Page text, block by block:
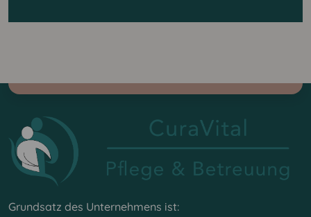
Grundsatz des Unternehmens ist: